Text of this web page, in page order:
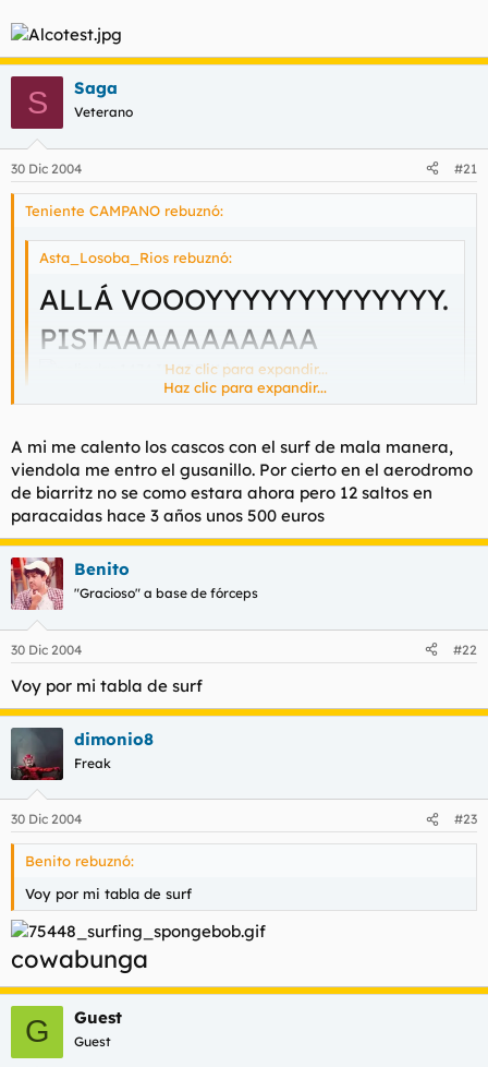
S Saga
Veterano
30 Dic 2004 #21
Teniente CAMPANO rebuznó:
Asta_Losoba_Rios rebuznó:
ALLÁ VOOOYYYYYYYYYYYYY.
PISTAAAAAAAAAAA
Haz clic para expandir...
No sé porque.
Haz clic para expandir...
A mi me calento los cascos con el surf de mala manera,
viendola me entro el gusanillo. Por cierto en el aerodromo
de biarritz no se como estara ahora pero 12 saltos en
paracaidas hace 3 años unos 500 euros
Benito
"Gracioso" a base de fórceps
30 Dic 2004 #22
Voy por mi tabla de surf
dimonio8
Freak
30 Dic 2004 #23
Benito rebuznó:
Voy por mi tabla de surf
cowabunga
G Guest
Guest